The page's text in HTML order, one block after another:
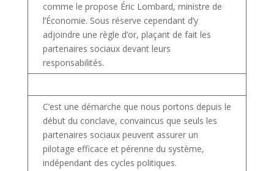
comme le propose Éric Lombard, ministre de
l’Économie. Sous réserve cependant d’y
adjoindre une règle d’or, plaçant de fait les
partenaires sociaux devant leurs
responsabilités.
C’est une démarche que nous portons depuis le
début du conclave, convaincus que seuls les
partenaires sociaux peuvent assurer un
pilotage efficace et pérenne du système,
indépendant des cycles politiques.